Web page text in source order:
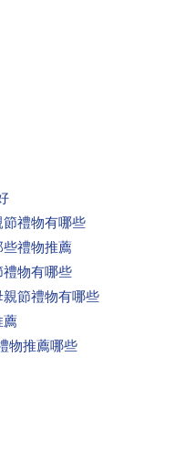
禮物有哪些
禮物推薦
物有哪些
節禮物有哪些
薦
物推薦哪些